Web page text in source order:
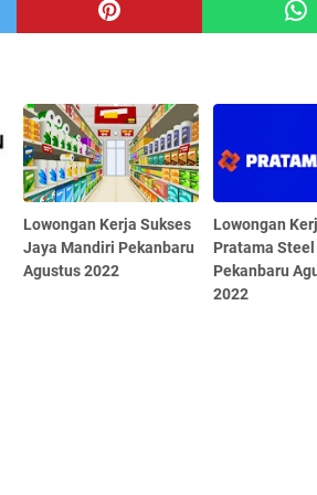
Lowongan Kerja Sukses
Jaya Mandiri Pekanbaru
Agustus 2022
Lowongan
Pratama Steel
Pekanbaru
2022